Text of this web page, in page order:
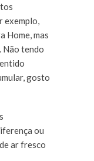
exemplo,
Home, mas
Não tendo
gosto
ou
ar fresco